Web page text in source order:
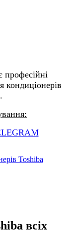
кондиціонерів
Toshiba
всіх